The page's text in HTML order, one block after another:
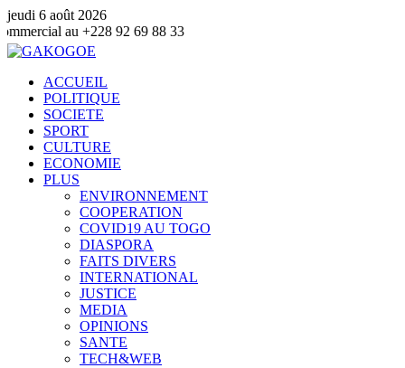
jeudi 6 août 2026
92 69 88 33
ACCUEIL
POLITIQUE
SOCIETE
SPORT
CULTURE
ECONOMIE
PLUS
ENVIRONNEMENT
COOPERATION
COVID19 AU TOGO
DIASPORA
FAITS DIVERS
INTERNATIONAL
JUSTICE
MEDIA
OPINIONS
SANTE
TECH&WEB